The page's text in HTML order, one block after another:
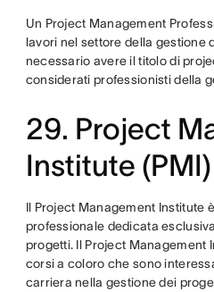
Un Project Management
lavori nel settore della gestione
necessario avere il titolo di
considerati professionisti della
29. Project
Institute (PMI)
Il Project Management Institute
professionale dedicata
progetti. Il Project Management
corsi a coloro che sono
carriera nella gestione dei